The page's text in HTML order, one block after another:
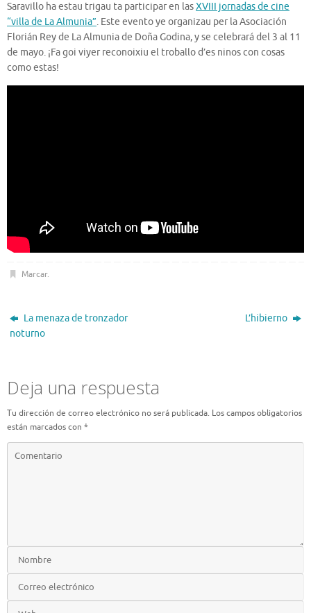
Saravillo ha estau trigau ta participar en lasXVIII jornadas de cine
“villa de La Almunia”. Este evento ye organizau per la Asociación
Florián Rey de La Almunia de Doña Godina, y se celebrará del 3 al 11
de mayo. ¡Fa goi viyer reconoixiu el troballo d’es ninos con cosas
como estas!
Marcar.
La menaza de tronzador
noturno
L’hibierno
Deja una respuesta
Tu dirección de correo electrónico no será publicada. Los campos obligatorios
están marcados con *